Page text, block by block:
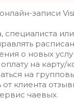
записи
специалиста
о новых
на карту/
на
клиента
чаевых.